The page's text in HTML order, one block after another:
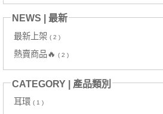
NEWS | 最新
最新上架 ( 2 )
熱賣商品🔥 ( 2 )
CATEGORY | 產品類別
耳環 ( 1 )